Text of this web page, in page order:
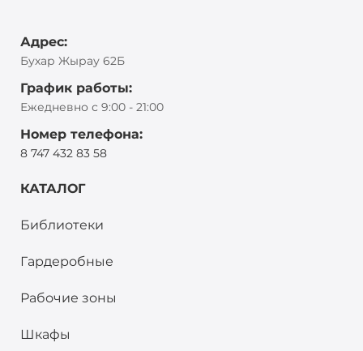
Адрес:
Бухар Жырау 62Б
График работы:
Ежедневно с 9:00 - 21:00
Номер телефона:
8 747 432 83 58
КАТАЛОГ
Библиотеки
Гардеробные
Рабочие зоны
Шкафы